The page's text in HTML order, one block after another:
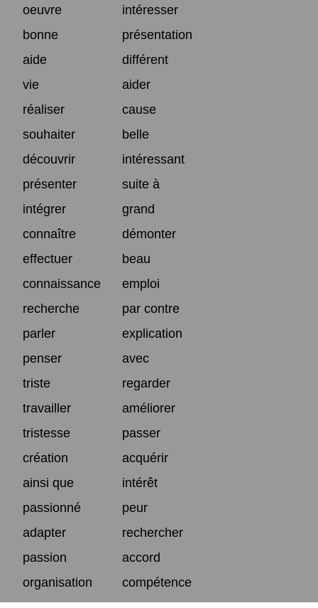
oeuvre
intéresser
bonne
présentation
aide
différent
vie
aider
réaliser
cause
souhaiter
belle
découvrir
intéressant
présenter
suite à
intégrer
grand
connaître
démonter
effectuer
beau
connaissance
emploi
recherche
par contre
parler
explication
penser
avec
triste
regarder
travailler
améliorer
tristesse
passer
création
acquérir
ainsi que
intérêt
passionné
peur
adapter
rechercher
passion
accord
organisation
compétence